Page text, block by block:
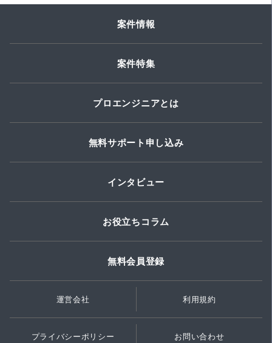
案件情報
案件特集
プロエンジニアとは
無料サポート申し込み
インタビュー
お役立ちコラム
無料会員登録
運営会社 利用規約
プライバシーポリシー お問い合わせ